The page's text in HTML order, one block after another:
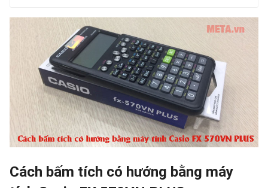
Cách bấm tích có hướng bằng máy